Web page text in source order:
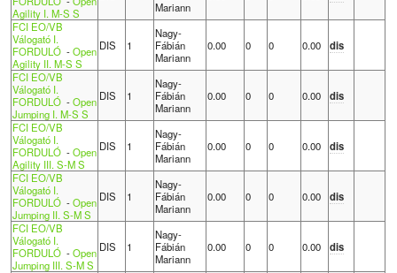
Agility I. M-S S
Mariann
FCI EO/VB
Válogató I.
FORDULÓ-Open
Agility II. M-S S
DIS 1
Nagy-
Fábián
Mariann
0.00 0 0 0.00 dis
FCI EO/VB
Válogató I.
FORDULÓ-Open
Jumping I. M-S S
DIS 1
Nagy-
Fábián
Mariann
0.00 0 0 0.00 dis
FCI EO/VB
Válogató I.
FORDULÓ-Open
Agility III. S-M S
DIS 1
Nagy-
Fábián
Mariann
0.00 0 0 0.00 dis
FCI EO/VB
Válogató I.
FORDULÓ-Open
Jumping II. S-M S
DIS 1
Nagy-
Fábián
Mariann
0.00 0 0 0.00 dis
FCI EO/VB
Válogató I.
FORDULÓ-Open
Jumping III. S-M S
DIS 1
Nagy-
Fábián
Mariann
0.00 0 0 0.00 dis